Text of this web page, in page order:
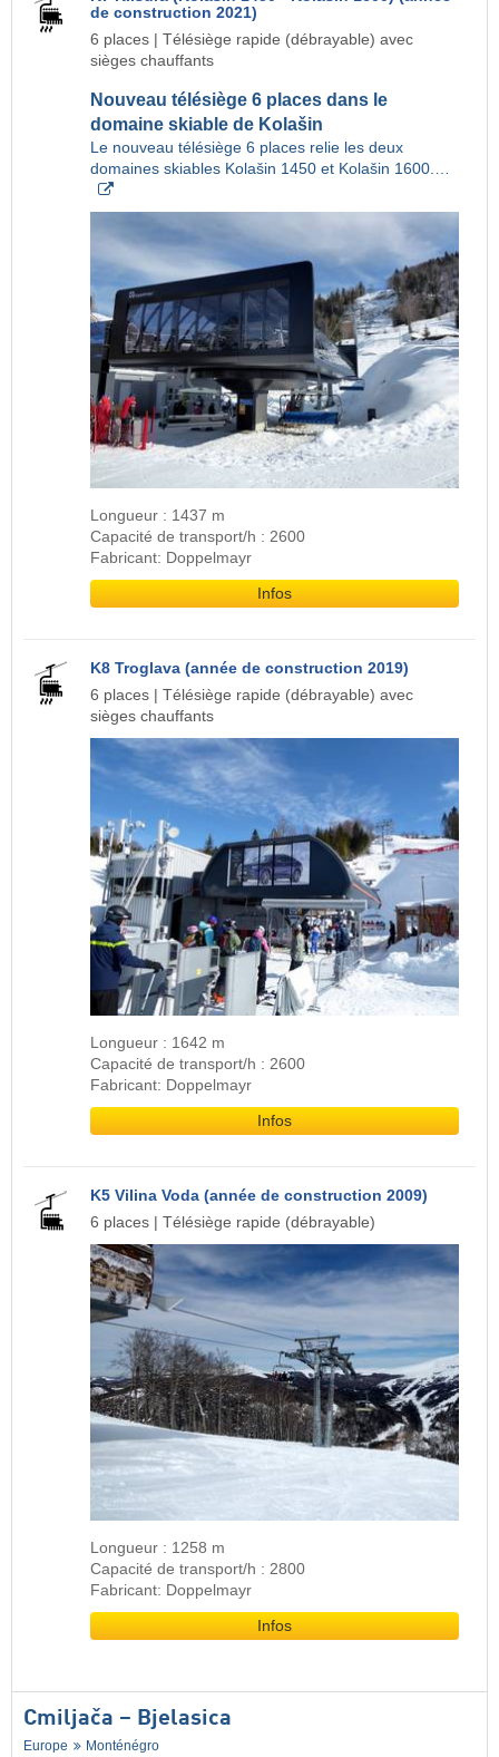
de construction 2021)
6 places | Télésiège rapide (débrayable) avec
sièges chauffants
Nouveau télésiège 6 places dans le
domaine skiable de Kolašin
Le nouveau télésiège 6 places relie les deux
domaines skiables Kolašin 1450 et Kolašin 1600.…
Longueur : 1437 m
Capacité de transport/h : 2600
Fabricant: Doppelmayr
Infos
K8 Troglava (année de construction 2019)
6 places | Télésiège rapide (débrayable) avec
sièges chauffants
Longueur : 1642 m
Capacité de transport/h : 2600
Fabricant: Doppelmayr
Infos
K5 Vilina Voda (année de construction 2009)
6 places | Télésiège rapide (débrayable)
Longueur : 1258 m
Capacité de transport/h : 2800
Fabricant: Doppelmayr
Infos
Cmiljača – Bjelasica
Europe Monténégro